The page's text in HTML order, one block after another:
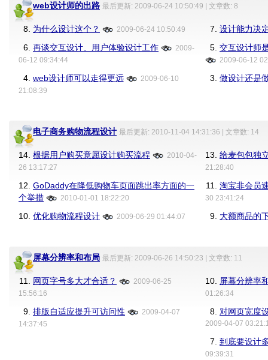
web设计师的出路 最后更新: 2009-06-24 10:50:49 | 文章数: 8
8. 为什么设计这个？ 2009-06-24 10:50:49 7. 设计能力决
6. 再谈交互设计、用户体验设计工作
2009-
06-12 09:34:44
5. 交互设计师
2009-06-12
4. web设计师可以走得更远
2009-06-10
21:08:39
3. 做设计还是
电子商务购物流程设计 最后更新: 2010-11-04 14:31:36 | 文章数: 14
14. 根据用户购买意愿设计购买流程
2010-04-
26 13:17:27
13. 给麦包包独
21:28:40
12. GoDaddy在降低购物车页面跳出率方面的一
个举措
2010-01-01 18:22:20
11. 淘宝非会员
30 23:41:24
10. 优化购物流程设计 2009-06-29 01:44:07 9. 大额商品的
屏幕分辨率和布局 最后更新: 2009-06-26 14:50:23 | 文章数: 11
11. 网页字号多大才合适？
2009-06-25
15:56:16
10. 屏幕分辨率
01:26:34
9. 排版自适应提升可访问性
2009-04-07
14:37:45
8. 对网页宽度
2009-04-07
7. 到底要设计
09:39:31